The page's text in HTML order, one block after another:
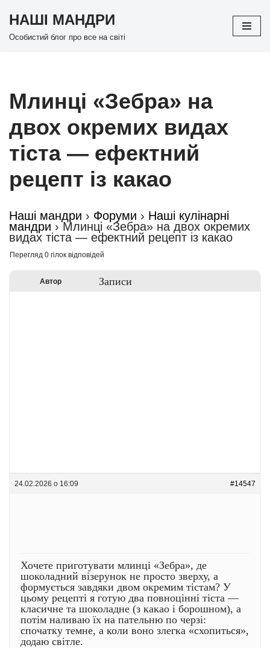
Перейти
НАШІ МАНДРИ
Особистий блог про все на світі
Млинці «Зебра» на
двох окремих видах
тіста — ефектний
рецепт із какао
Наші мандри › Форуми › Наші кулінарні
мандри › Млинці «Зебра» на двох окремих
видах тіста — ефектний рецепт із какао
Перегляд 0 гілок відповідей
Автор Записи
24.02.2026 о 16:09 #14547
Хочете приготувати млинці «Зебра», де
шоколадний візерунок не просто зверху, а
формується завдяки двом окремим тістам? У
цьому рецепті я готую два повноцінні тіста —
класичне та шоколадне (з какао і борошном), а
потім наливаю їх на пательню по черзі:
спочатку темне, а коли воно злегка «схопиться»,
додаю світле.